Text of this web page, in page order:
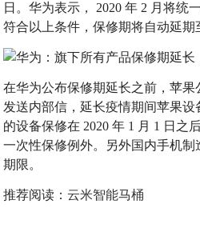
日。华为表示， 2020 年 2 月将统
符合以上条件，保修期将自动延期
在华为公布保修期延长之前，苹
发送内部信，延长疫情期间苹果
的设备保修在 2020 年 1 月 1 日之
一次性保修例外。另外国内手机制
期限。
推荐阅读：云米智能马桶